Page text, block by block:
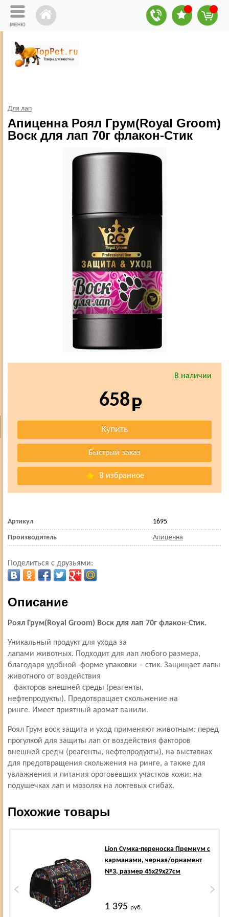
Для лап
Апиценна Роял Грум(Royal Groom)
Воск для лап 70г флакон-Стик
В наличии
658
В избранное
Артикул 1695
Производитель Апиценна
Поделиться с друзьями:
Описание
Роял Грум(Royal Groom) Воск для лап 70г флакон-Стик.
Уникальный продукт для ухода за
лапами животных. Подходит для лап любого размера,
благодаря удобной форме упаковки – стик. Защищает лапы
животного от воздействия
факторов внешней среды (реагенты,
нефтепродукты). Предотвращает скольжение на
ринге. Имеет приятный аромат ванили.
Роял Грум воск защита и уход применяют животным: перед
прогулкой для защиты лап от воздействия факторов
внешней среды (реагенты, нефтепродукты), на выставках
для предотвращения скольжения на ринге, а также для
увлажнения и питания ороговевших участков кожи: на
подушечках лап и мозолях на локтевых сгибах.
Похожие товары
Lion Сумка-переноска Премиум с
карманами, черная/орнамент
№3, размер 45х29х27см
1 395руб.